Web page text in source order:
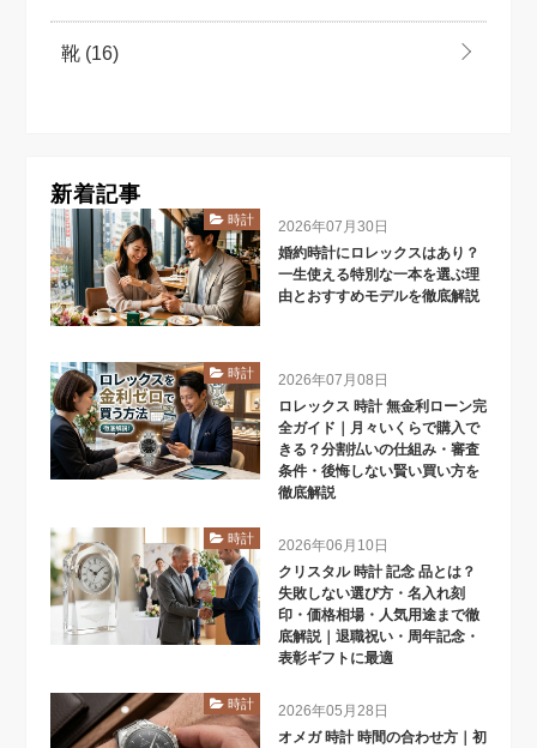
靴 (16)
新着記事
時計
2026年07月30日
婚約時計にロレックスはあり？
一生使える特別な一本を選ぶ理
由とおすすめモデルを徹底解説
時計
2026年07月08日
ロレックス 時計 無金利ローン完
全ガイド｜月々いくらで購入で
きる？分割払いの仕組み・審査
条件・後悔しない賢い買い方を
徹底解説
時計
2026年06月10日
クリスタル 時計 記念 品とは？
失敗しない選び方・名入れ刻
印・価格相場・人気用途まで徹
底解説｜退職祝い・周年記念・
表彰ギフトに最適
時計
2026年05月28日
オメガ 時計 時間の合わせ方｜初